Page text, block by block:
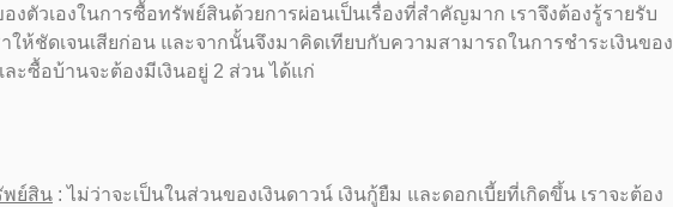
งตัวเองในการซื้อทรัพย์สินด้วยการผ่อนเป็นเรื่องที่สำคัญมาก เราจึงต้องรู้รายรับ
าให้ชัดเจนเสียก่อน และจากนั้นจึงมาคิดเทียบกับความสามารถในการชำระเงินของ
ะซื้อบ้านจะต้องมีเงินอยู่ 2 ส่วน ได้แก่
พย์สิน : ไม่ว่าจะเป็นในส่วนของเงินดาวน์ เงินกู้ยืม และดอกเบี้ยที่เกิดขึ้น เราจะต้อง